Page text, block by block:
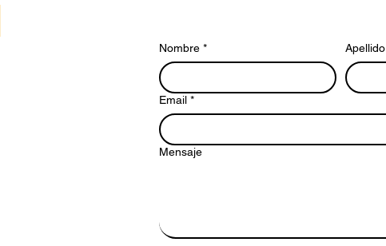
Nombre * Apellido
Email *
Mensaje